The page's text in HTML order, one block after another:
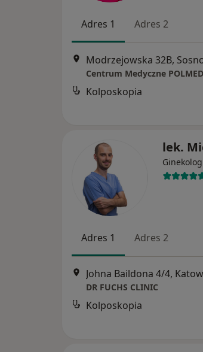
Adres 1 Adres 2
Modrzejowska 32B,
Centrum Medyczne
Kolposkopia
lek.
Ginekolog
Adres 1 Adres 2
Johna Baildona 4/4,
DR FUCHS CLINIC
Kolposkopia